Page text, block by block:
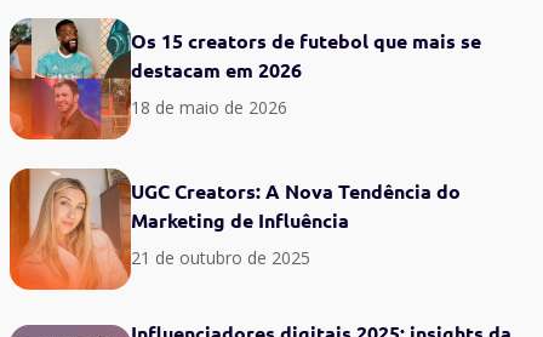
Os 15 creators de futebol que mais se
destacam em 2026
18 de maio de 2026
UGC Creators: A Nova Tendência do
Marketing de Influência
21 de outubro de 2025